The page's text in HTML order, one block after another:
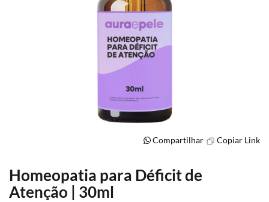
Homeopatia para Déficit de
Atenção | 30ml
Compartilhar Copiar Link
Saltar
para
o